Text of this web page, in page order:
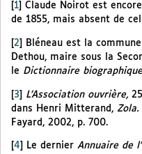
1 Claude Noirot est
de 1855, mais absent de
2
Bléneau est la
Dethou, maire sous la
le Dictionnaire
[3] L’Association ouvrière,
dans Henri Mitterand,
Fayard, 2002, p. 700.
4 Le dernier Annuaire de